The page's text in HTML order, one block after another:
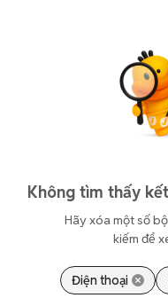
Không tìm thấy
Hãy xóa một số
kiếm để
Điện thoại